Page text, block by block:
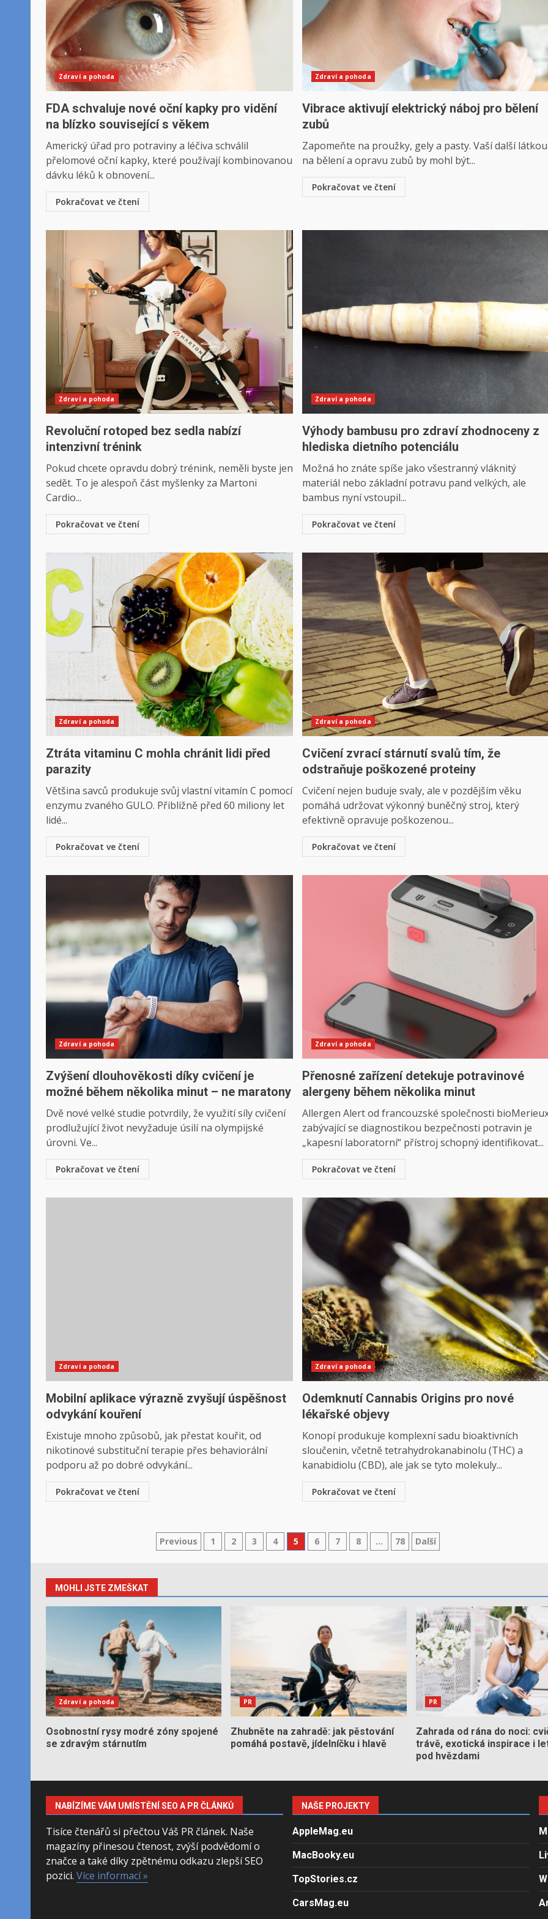
Zdraví a pohoda
FDA schvaluje nové oční kapky pro vidění
na blízko související s věkem
Americký úřad pro potraviny a léčiva schválil
přelomové oční kapky, které používají kombinovanou
dávku léků k obnovení...
Pokračovat ve čtení
Zdraví a pohoda
Vibrace aktivují elektrický náboj pro bělení
zubů
Zapomeňte na proužky, gely a pasty. Vaší další látkou
na bělení a opravu zubů by mohl být...
Pokračovat ve čtení
Zdraví a pohoda
Revoluční rotoped bez sedla nabízí
intenzivní trénink
Pokud chcete opravdu dobrý trénink, neměli byste jen
sedět. To je alespoň část myšlenky za Martoni
Cardio...
Pokračovat ve čtení
Zdraví a pohoda
Výhody bambusu pro zdraví zhodnoceny z
hlediska dietního potenciálu
Možná ho znáte spíše jako všestranný vláknitý
materiál nebo základní potravu pand velkých, ale
bambus nyní vstoupil...
Pokračovat ve čtení
Zdraví a pohoda
Ztráta vitaminu C mohla chránit lidi před
parazity
Většina savců produkuje svůj vlastní vitamín C pomocí
enzymu zvaného GULO. Přibližně před 60 miliony let
lidé...
Pokračovat ve čtení
Zdraví a pohoda
Cvičení zvrací stárnutí svalů tím, že
odstraňuje poškozené proteiny
Cvičení nejen buduje svaly, ale v pozdějším věku
pomáhá udržovat výkonný buněčný stroj, který
efektivně opravuje poškozenou...
Pokračovat ve čtení
Zdraví a pohoda
Zvýšení dlouhověkosti díky cvičení je
možné během několika minut – ne maratony
Dvě nové velké studie potvrdily, že využití síly cvičení
prodlužující život nevyžaduje úsilí na olympijské
úrovni. Ve...
Pokračovat ve čtení
Zdraví a pohoda
Přenosné zařízení detekuje potravinové
alergeny během několika minut
Allergen Alert od francouzské společnosti
zabývající se diagnostikou bezpečnosti potravin je
„kapesní laboratorní“ přístroj schopný identifikovat...
Pokračovat ve čtení
Zdraví a pohoda
Mobilní aplikace výrazně zvyšují úspěšnost
odvykání kouření
Existuje mnoho způsobů, jak přestat kouřit, od
nikotinové substituční terapie přes behaviorální
podporu až po dobré odvykání...
Pokračovat ve čtení
Zdraví a pohoda
Odemknutí Cannabis Origins pro nové
lékařské objevy
Konopí produkuje komplexní sadu bioaktivních
sloučenin, včetně tetrahydrokanabinolu (THC) a
kanabidiolu (CBD), ale jak se tyto molekuly...
Pokračovat ve čtení
Stránkování
Previous 1 2 3 4 5 6 7 8 … 78 Další
MOHLI JSTE ZMEŠKAT
Zdraví a pohoda
Osobnostní rysy modré zóny spojené
se zdravým stárnutím
PR
Zhubněte na zahradě: jak pěstování
pomáhá postavě, jídelníčku i hlavě
PR
Zahrada od rána do noci:
trávě, exotická inspirace i
pod hvězdami
NABÍZÍME VÁM UMÍSTĚNÍ SEO A PR ČLÁNKŮ
Tisíce čtenářů si přečtou Váš PR článek. Naše
magazíny přinesou čtenost, zvýší podvědomí o
značce a také díky zpětnému odkazu zlepší SEO
pozici. Více informací »
NAŠE PROJEKTY
AppleMag.eu
MacBooky.eu
TopStories.cz
CarsMag.eu